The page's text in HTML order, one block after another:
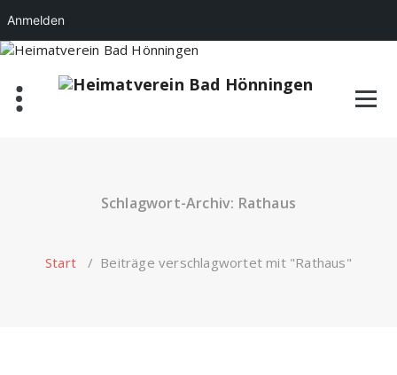
Anmelden
Zum
springen
Schlagwort-Archiv: Rathaus
Start / Beiträge verschlagwortet mit "Rathaus"